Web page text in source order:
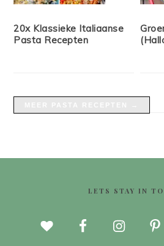
20x Klassieke Italiaanse
Pasta Recepten
LETS STAY IN